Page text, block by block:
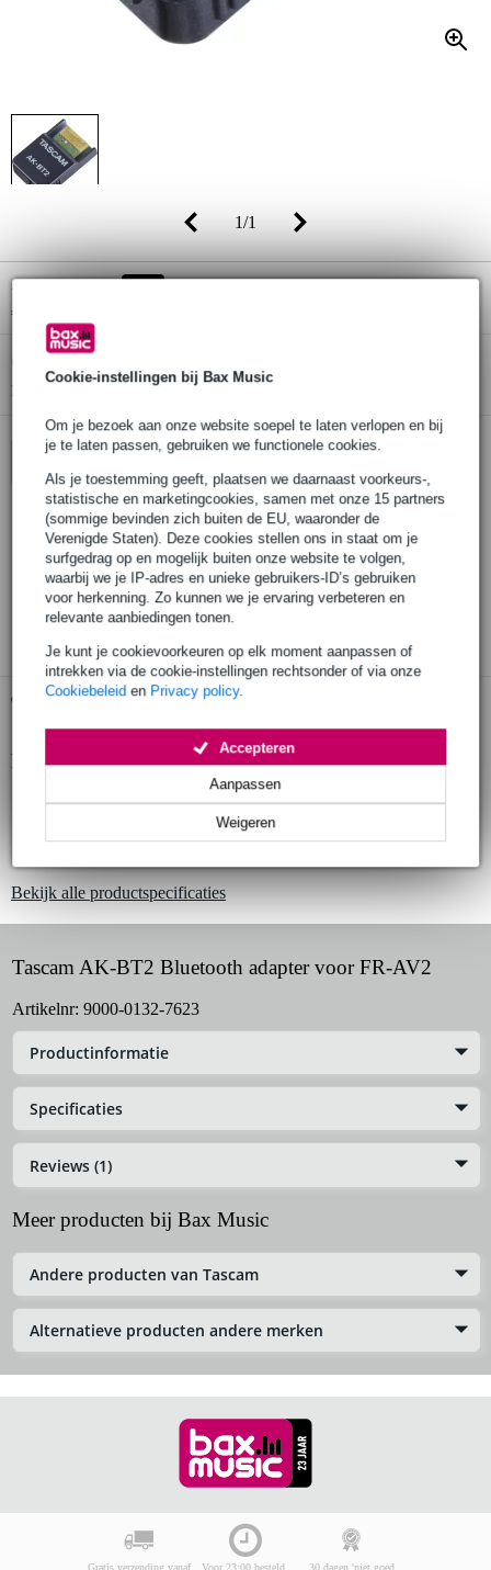
Cookie-instellingen bij Bax Music
Om je bezoek aan onze website soepel te laten verlopen en bij
je te laten passen, gebruiken we functionele cookies.
Als je toestemming geeft, plaatsen we daarnaast voorkeurs-,
statistische en marketingcookies, samen met onze 15 partners
(sommige bevinden zich buiten de EU, waaronder de
Verenigde Staten). Deze cookies stellen ons in staat om je
surfgedrag op en mogelijk buiten onze website te volgen,
waarbij we je IP-adres en unieke gebruikers-ID’s gebruiken
voor herkenning. Zo kunnen we je ervaring verbeteren en
relevante aanbiedingen tonen.
Je kunt je cookievoorkeuren op elk moment aanpassen of
intrekken via de cookie-instellingen rechtsonder of via onze
Cookiebeleid en Privacy policy.
Weigeren
Aanpassen
Accepteren
1/1
Adviesprijs
€ 55,-
Online voorraadstatus:
Nog 1 stuk op voorraad in ons magazijn
Bestel voor 23:00 = zaterdag in huis
30 dagen 'niet goed geld terug' garantie
3 jaar Bax Music garantie
Gratis ophalen in de winkel
Productinformatie
Bluetooth adapter voor FR-AV2
Bekijk alle productspecificaties
Tascam AK-BT2 Bluetooth adapter voor FR-AV2
Artikelnr: 9000-0132-7623
Productinformatie
Specificaties
Reviews (1)
Meer producten bij Bax Music
Andere producten van Tascam
Alternatieve producten andere merken
Gratis verzending vanaf Voor 23:00 besteld, 30 dagen 'niet goed